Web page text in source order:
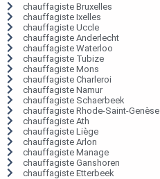
chauffagiste Bruxelles
chauffagiste Ixelles
chauffagiste Uccle
chauffagiste Anderlecht
chauffagiste Waterloo
chauffagiste Tubize
chauffagiste Mons
chauffagiste Charleroi
chauffagiste Namur
chauffagiste Schaerbeek
chauffagiste Rhode-Saint-Genèse
chauffagiste Ath
chauffagiste Liège
chauffagiste Arlon
chauffagiste Manage
chauffagiste Ganshoren
chauffagiste Etterbeek